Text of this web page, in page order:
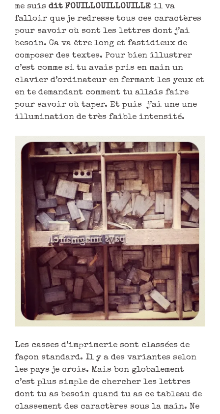
me suis dit FOUILLOUILLOUILLE il va
falloir que je redresse tous ces caractères
pour savoir où sont les lettres dont j’ai
besoin. Ca va être long et fastidieux de
composer des textes. Pour bien illustrer
c’est comme si tu avais pris en main un
clavier d’ordinateur en fermant les yeux et
en te demandant comment tu allais faire
pour savoir où taper. Et puis j’ai une une
illumination de très faible intensité.
Les casses d’imprimerie sont classées de
façon standard. Il y a des variantes selon
les pays je crois. Mais bon globalement
c’est plus simple de chercher les lettres
dont tu as besoin quand tu as ce tableau de
classement des caractères sous la main. Ne